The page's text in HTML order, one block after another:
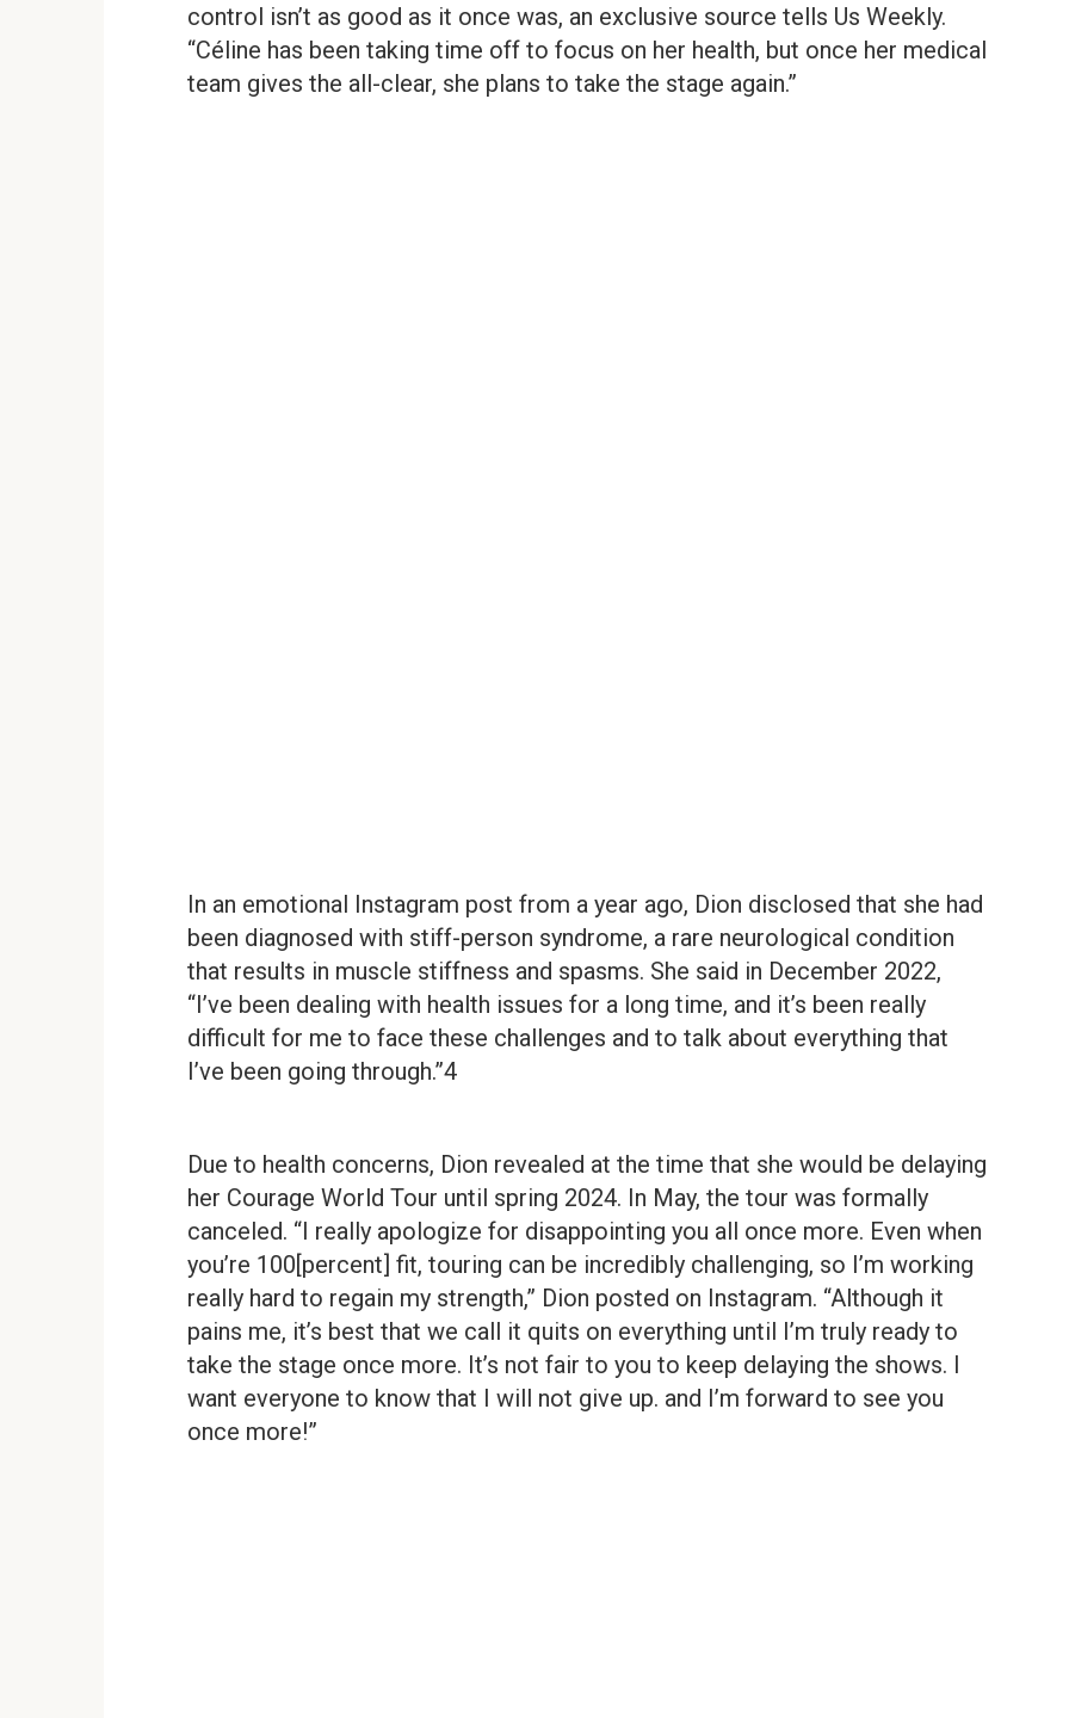
control isn’t as good as it once was, an exclusive source tells Us Weekly.
“Céline has been taking time off to focus on her health, but once her medical
team gives the all-clear, she plans to take the stage again.”
In an emotional Instagram post from a year ago, Dion disclosed that she had
been diagnosed with stiff-person syndrome, a rare neurological condition
that results in muscle stiffness and spasms. She said in December 2022,
“I’ve been dealing with health issues for a long time, and it’s been really
difficult for me to face these challenges and to talk about everything that
I’ve been going through.”4
Due to health concerns, Dion revealed at the time that she would be delaying
her Courage World Tour until spring 2024. In May, the tour was formally
canceled. “I really apologize for disappointing you all once more. Even when
you’re 100[percent] fit, touring can be incredibly challenging, so I’m working
really hard to regain my strength,” Dion posted on Instagram. “Although it
pains me, it’s best that we call it quits on everything until I’m truly ready to
take the stage once more. It’s not fair to you to keep delaying the shows. I
want everyone to know that I will not give up. and I’m forward to see you
once more!”